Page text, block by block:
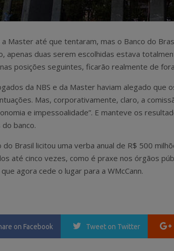
a Master até que tentaram, mas o Banco do
apenas duas serem escolhidas estava
posições seguintes, ficarão realmente de
da NBS e da Master haviam alegado
Mas, corporativamente, claro, a
e impessoalidade”. E manteve os
banco.
do Brasil licitou uma verba anual de R$ 500
até cinco vezes, como é praxe nos órgãos
agora cede o lugar para a WMcCann.
on Facebook Tweet on Twitter